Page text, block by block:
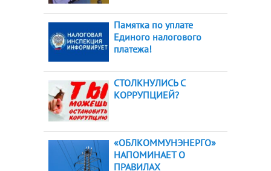
Памятка по уплате
Единого налогового
платежа!
СТОЛКНУЛИСЬ С
КОРРУПЦИЕЙ?
«ОБЛКОММУНЭНЕРГО»
НАПОМИНАЕТ О
ПРАВИЛАХ